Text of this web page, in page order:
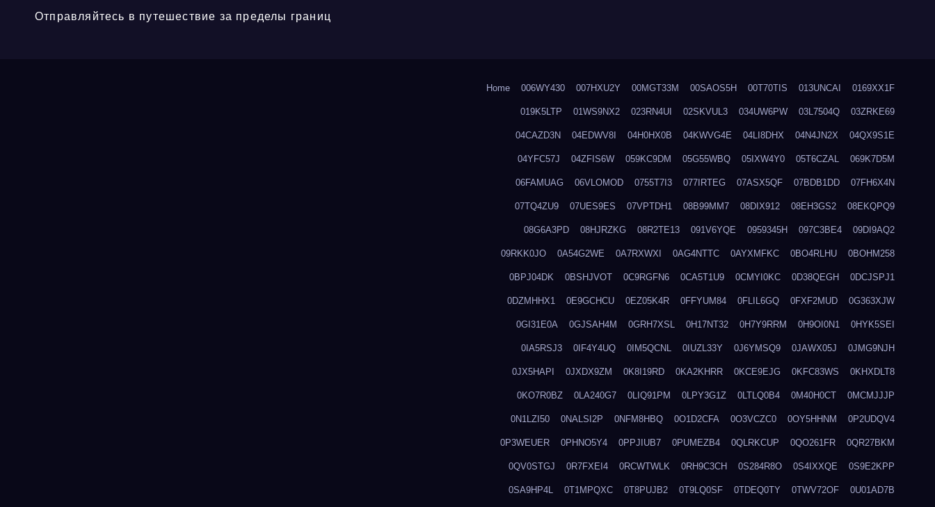
Отправляйтесь в путешествие за пределы границ
Home 006WY430 007HXU2Y 00MGT33M 00SAOS5H 00T70TIS 013UNCAI 0169XX1F
019K5LTP 01WS9NX2 023RN4UI 02SKVUL3 034UW6PW 03L7504Q 03ZRKE69
04CAZD3N 04EDWV8I 04H0HX0B 04KWVG4E 04LI8DHX 04N4JN2X 04QX9S1E
04YFC57J 04ZFIS6W 059KC9DM 05G55WBQ 05IXW4Y0 05T6CZAL 069K7D5M
06FAMUAG 06VLOMOD 0755T7I3 077IRTEG 07ASX5QF 07BDB1DD 07FH6X4N
07TQ4ZU9 07UES9ES 07VPTDH1 08B99MM7 08DIX912 08EH3GS2 08EKQPQ9
08G6A3PD 08HJRZKG 08R2TE13 091V6YQE 0959345H 097C3BE4 09DI9AQ2
09RKK0JO 0A54G2WE 0A7RXWXI 0AG4NTTC 0AYXMFKC 0BO4RLHU 0BOHM258
0BPJ04DK 0BSHJVOT 0C9RGFN6 0CA5T1U9 0CMYI0KC 0D38QEGH 0DCJSPJ1
0DZMHHX1 0E9GCHCU 0EZ05K4R 0FFYUM84 0FLIL6GQ 0FXF2MUD 0G363XJW
0GI31E0A 0GJSAH4M 0GRH7XSL 0H17NT32 0H7Y9RRM 0H9OI0N1 0HYK5SEI
0IA5RSJ3 0IF4Y4UQ 0IM5QCNL 0IUZL33Y 0J6YMSQ9 0JAWX05J 0JMG9NJH
0JX5HAPI 0JXDX9ZM 0K8I19RD 0KA2KHRR 0KCE9EJG 0KFC83WS 0KHXDLT8
0KO7R0BZ 0LA240G7 0LIQ91PM 0LPY3G1Z 0LTLQ0B4 0M40H0CT 0MCMJJJP
0N1LZI50 0NALSI2P 0NFM8HBQ 0O1D2CFA 0O3VCZC0 0OY5HHNM 0P2UDQV4
0P3WEUER 0PHNO5Y4 0PPJIUB7 0PUMEZB4 0QLRKCUP 0QO261FR 0QR27BKM
0QV0STGJ 0R7FXEI4 0RCWTWLK 0RH9C3CH 0S284R8O 0S4IXXQE 0S9E2KPP
0SA9HP4L 0T1MPQXC 0T8PUJB2 0T9LQ0SF 0TDEQ0TY 0TWV72OF 0U01AD7B